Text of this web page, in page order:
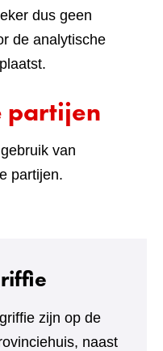
dus geen
de analytische
partijen
van
partijen.
zijn op de
naast